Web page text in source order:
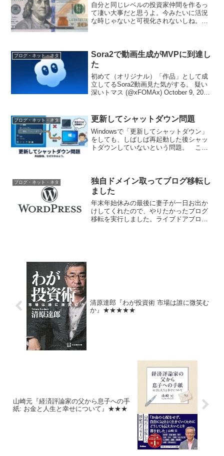
自分と同じレベルの投資家仲間を作るっ
て凄い大事だと思うよ。今みたいに活況
な時じゃないと可視化されないしね。そ
杯あるのかなあ。— 東証...
ブログ・ネット・ネタ
Sora2で動画生成がMVPに到達し
た
初めて（オリジナル）「作品」として成
立してるSora2動画見た気がする。 疑い
深いトマス (@xFOMAx) October 9, 2025
久々に驚いた。 少...
ブログ・ネット・ネタ 更新してシャットダウン問題
Windowsで「更新してシャットダウン」
をしても、しばしば再起動した後シャッ
トダウンしていないという問題。 この
味する。 なので「...
ブログ・ネット・ネタ
独自ドメイン取ってブログ移転し
ました
年末年始休みの最後に妻子が一日お出か
けしてくれたので、やりたかったブログ
移転を実行しました。ライブドアブログ
清原達郎『わが投資術 市場は誰に微笑む
か』★★★★★
山崎元『経済評論家の父から息子への手
紙: お金と人生と幸せについて』★★★